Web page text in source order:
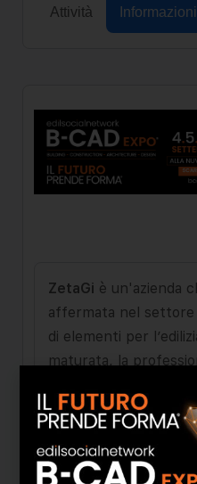
Attività Informazioni
ZetaGi è un'azienda
affermata nel settore
di elementi per
maturata, la
clienti, la capacità di
linea con le
portata a operare ai
e a poter offrire al
innovativo: